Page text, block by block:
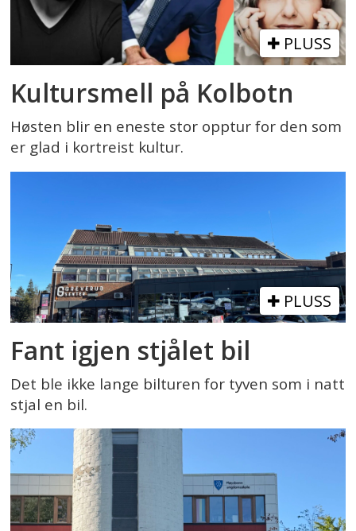
PLUSS
Kultursmell på Kolbotn
Høsten blir en eneste stor opptur for den som
er glad i kortreist kultur.
PLUSS
Fant igjen stjålet bil
Det ble ikke lange bilturen for tyven som i natt
stjal en bil.